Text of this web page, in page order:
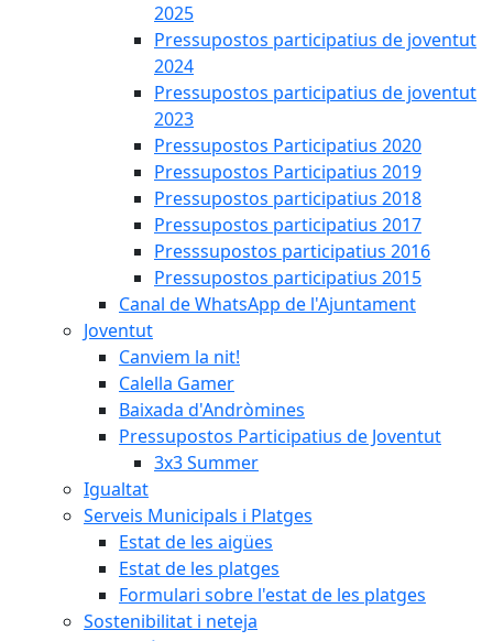
2025
Pressupostos participatius de joventut
2024
Pressupostos participatius de joventut
2023
Pressupostos Participatius 2020
Pressupostos Participatius 2019
Pressupostos participatius 2018
Pressupostos participatius 2017
Presssupostos participatius 2016
Pressupostos participatius 2015
Canal de WhatsApp de l'Ajuntament
Joventut
Canviem la nit!
Calella Gamer
Baixada d'Andròmines
Pressupostos Participatius de Joventut
3x3 Summer
Igualtat
Serveis Municipals i Platges
Estat de les aigües
Estat de les platges
Formulari sobre l'estat de les platges
Sostenibilitat i neteja